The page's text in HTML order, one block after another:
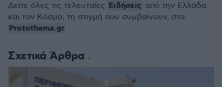
Σχετικά Άρθρα
Δείτε όλες τις τελευταίες Ειδήσεις από την Ελλάδα
και τον Κόσμο, τη στιγμή που συμβαίνουν, στο
Protothema.gr